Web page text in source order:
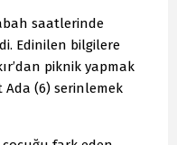
saatlerinde
Edinilen bilgilere
piknik yapmak
Ada (6) serinlemek